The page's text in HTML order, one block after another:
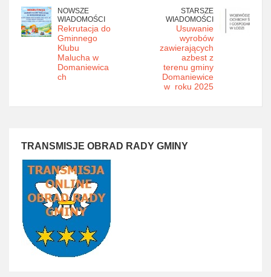
NOWSZE
WIADOMOŚCI
Rekrutacja do
Gminnego
Klubu
Malucha w
Domaniewica
ch
STARSZE
WIADOMOŚCI
Usuwanie
wyrobów
zawierających
azbest z
terenu gminy
Domaniewice
w roku 2025
TRANSMISJE OBRAD RADY GMINY